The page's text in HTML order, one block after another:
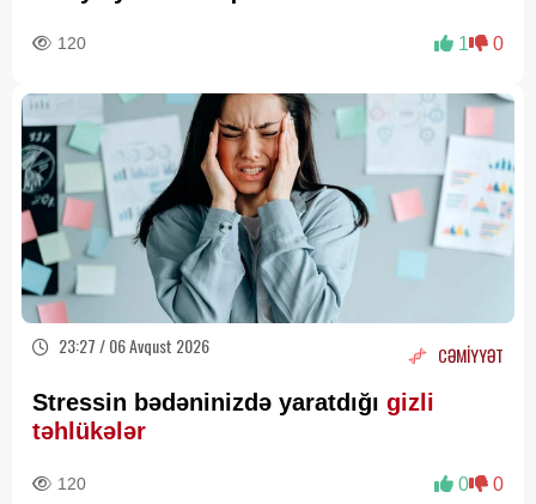
120 1 0
23:27 / 06 Avqust 2026 CƏMİYYƏT
Stressin bədəninizdə yaratdığı gizli
təhlükələr
120 0 0